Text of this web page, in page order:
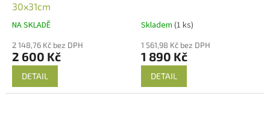
30x31cm
NA SKLADĚ
2 148,76 Kč bez DPH
2 600 Kč
DETAIL
Skladem (1 ks)
1 561,98 Kč bez DPH
1 890 Kč
DETAIL